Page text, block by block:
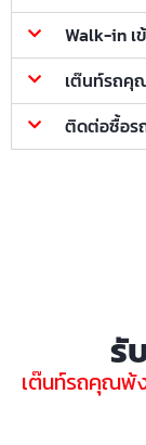
Walk-in เ
เต๊นท์รถคุ
ติดต่อซื้อรถ
รั
เต๊นท์รถคุณพ้